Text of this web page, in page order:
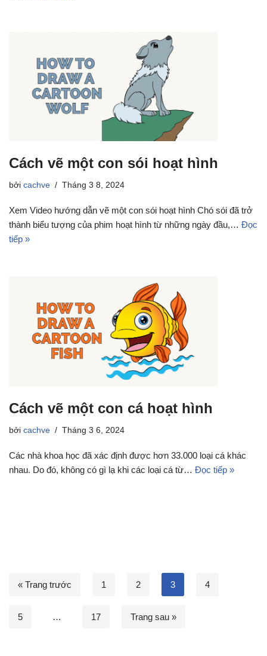
Cách vẽ một con sói hoạt hình
bởi cachve Tháng 3 8, 2024
Xem Video hướng dẫn vẽ một con sói hoạt hình Chó sói đã trở
thành biểu tượng của phim hoạt hình từ những ngày đầu,… Đọc
tiếp »
Cách vẽ một con cá hoạt hình
bởi cachve Tháng 3 6, 2024
Các nhà khoa học đã xác định được hơn 33.000 loại cá khác
nhau. Do đó, không có gì lạ khi các loại cá từ… Đọc tiếp »
« Trang trước 1 2 3 4
5 … 17 Trang sau »